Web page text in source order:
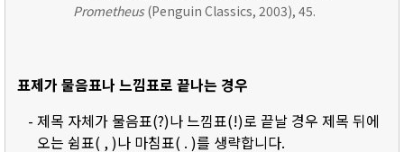
Prometheus(Penguin Classics, 2003), 45.
표제가 물음표나 느낌표로 끝나는 경우
- 제목 자체가 물음표(?)나 느낌표(!)로 끝날 경우 제목 뒤에
오는 쉼표( , )나 마침표( . )를 생략합니다.